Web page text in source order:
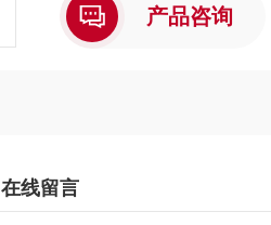
产品咨询
在线留言